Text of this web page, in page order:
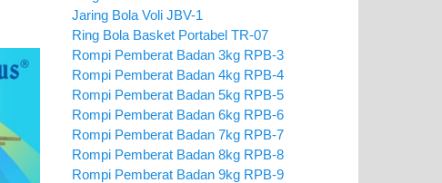
Jaring Bola Voli JBV-1
Ring Bola Basket Portabel TR-07
Rompi Pemberat Badan 3kg RPB-3
Rompi Pemberat Badan 4kg RPB-4
Rompi Pemberat Badan 5kg RPB-5
Rompi Pemberat Badan 6kg RPB-6
Rompi Pemberat Badan 7kg RPB-7
Rompi Pemberat Badan 8kg RPB-8
Rompi Pemberat Badan 9kg RPB-9